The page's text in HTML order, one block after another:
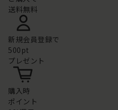
送料無料
新規会員登録で
500pt
プレゼント
購入時
ポイント